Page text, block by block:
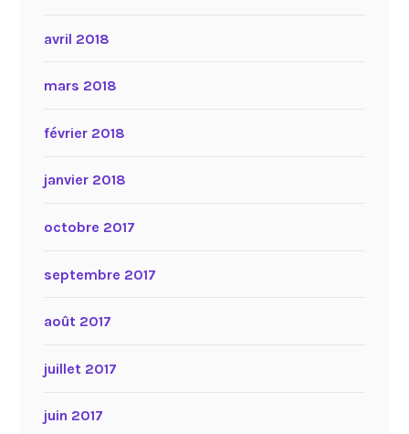
avril 2018
mars 2018
février 2018
janvier 2018
octobre 2017
septembre 2017
août 2017
juillet 2017
juin 2017